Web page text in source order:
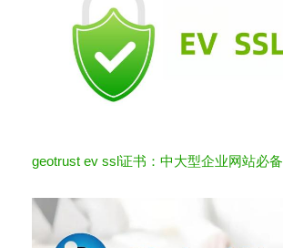
geotrust ev ssl证书：中大型企业网站必备